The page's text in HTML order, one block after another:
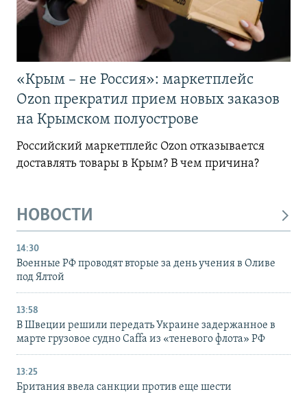
«Крым – не Россия»: маркетплейс
Ozon прекратил прием новых заказов
на Крымском полуострове
Российский маркетплейс Ozon отказывается
доставлять товары в Крым? В чем причина?
НОВОСТИ
14:30
Военные РФ проводят вторые за день учения в Оливе
под Ялтой
13:58
В Швеции решили передать Украине задержанное в
марте грузовое судно Caffa из «теневого флота» РФ
13:25
Британия ввела санкции против еще шести